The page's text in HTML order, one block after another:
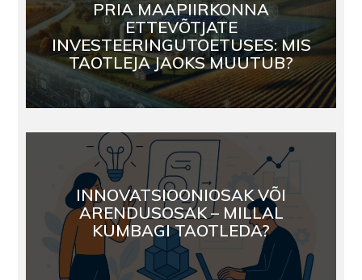
PRIA MAAPIIRKONNA
ETTEVÕTJATE
INVESTEERINGUTOETUSES: MIS
TAOTLEJA JAOKS MUUTUB?
INNOVATSIOONIOSAK VÕI
ARENDUSOSAK – MILLAL
KUMBAGI TAOTLEDA?